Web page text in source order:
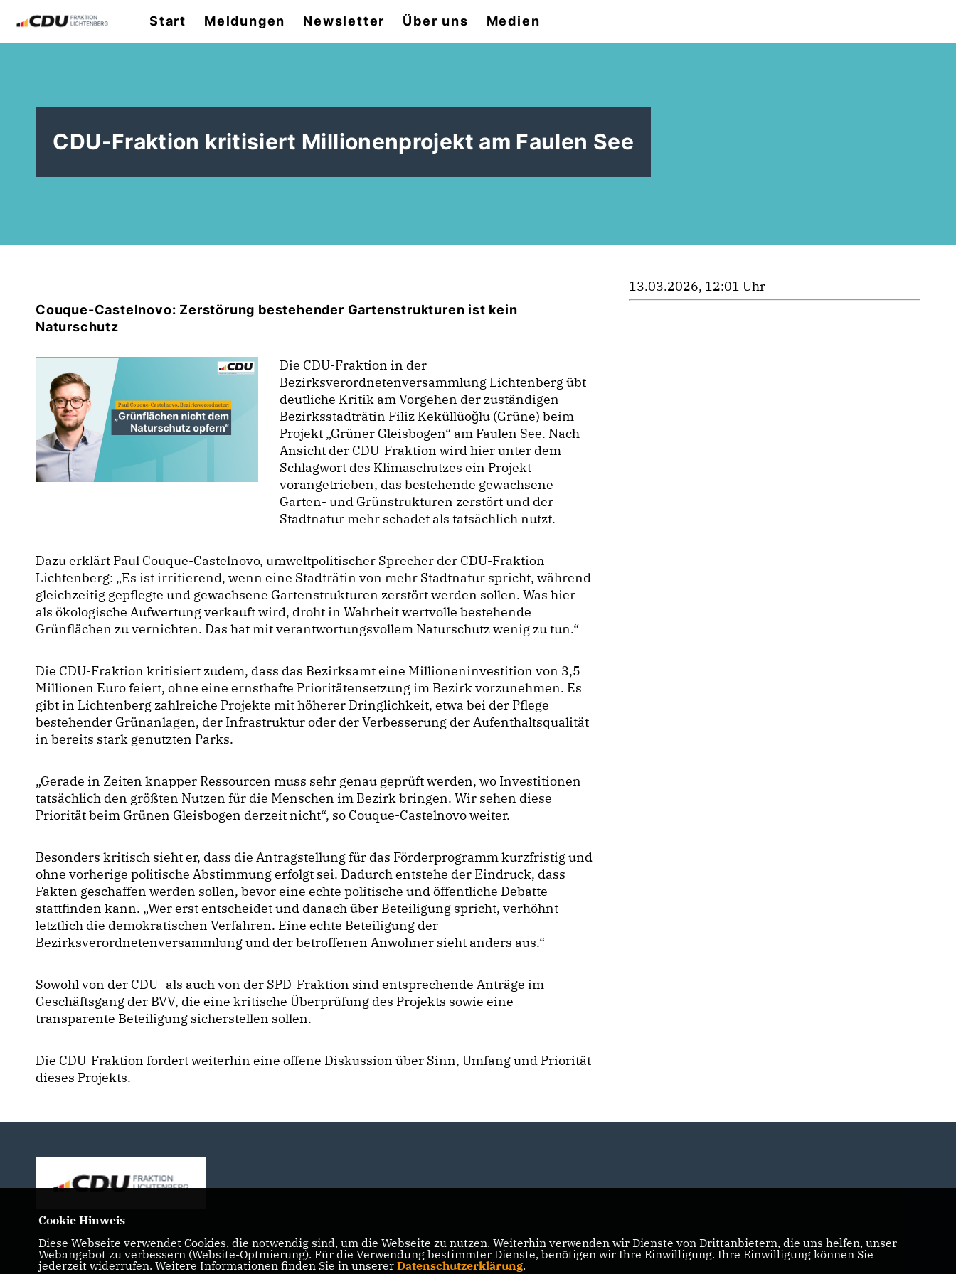
Start Meldungen Newsletter Über uns Medien
CDU-Fraktion kritisiert Millionenprojekt am Faulen See
Couque-Castelnovo: Zerstörung bestehender Gartenstrukturen ist kein
Naturschutz
Die CDU-Fraktion in der
Bezirksverordnetenversammlung Lichtenberg übt
deutliche Kritik am Vorgehen der zuständigen
Bezirksstadträtin Filiz Keküllüoğlu (Grüne) beim
Projekt „Grüner Gleisbogen“ am Faulen See. Nach
Ansicht der CDU-Fraktion wird hier unter dem
Schlagwort des Klimaschutzes ein Projekt
vorangetrieben, das bestehende gewachsene
Garten- und Grünstrukturen zerstört und der
Stadtnatur mehr schadet als tatsächlich nutzt.
Dazu erklärt Paul Couque-Castelnovo, umweltpolitischer Sprecher der CDU-Fraktion
Lichtenberg: „Es ist irritierend, wenn eine Stadträtin von mehr Stadtnatur spricht, während
gleichzeitig gepflegte und gewachsene Gartenstrukturen zerstört werden sollen. Was hier
als ökologische Aufwertung verkauft wird, droht in Wahrheit wertvolle bestehende
Grünflächen zu vernichten. Das hat mit verantwortungsvollem Naturschutz wenig zu tun.“
Die CDU-Fraktion kritisiert zudem, dass das Bezirksamt eine Millioneninvestition von 3,5
Millionen Euro feiert, ohne eine ernsthafte Prioritätensetzung im Bezirk vorzunehmen. Es
gibt in Lichtenberg zahlreiche Projekte mit höherer Dringlichkeit, etwa bei der Pflege
bestehender Grünanlagen, der Infrastruktur oder der Verbesserung der Aufenthaltsqualität
in bereits stark genutzten Parks.
Gerade in Zeiten knapper Ressourcen muss sehr genau geprüft werden, wo Investitionen
tatsächlich den größten Nutzen für die Menschen im Bezirk bringen. Wir sehen diese
Priorität beim Grünen Gleisbogen derzeit nicht“, so Couque-Castelnovo weiter.
Besonders kritisch sieht er, dass die Antragstellung für das Förderprogramm kurzfristig und
ohne vorherige politische Abstimmung erfolgt sei. Dadurch entstehe der Eindruck, dass
Fakten geschaffen werden sollen, bevor eine echte politische und öffentliche Debatte
stattfinden kann. „Wer erst entscheidet und danach über Beteiligung spricht, verhöhnt
letztlich die demokratischen Verfahren. Eine echte Beteiligung der
Bezirksverordnetenversammlung und der betroffenen Anwohner sieht anders aus.“
Sowohl von der CDU- als auch von der SPD-Fraktion sind entsprechende Anträge im
Geschäftsgang der BVV, die eine kritische Überprüfung des Projekts sowie eine
transparente Beteiligung sicherstellen sollen.
Die CDU-Fraktion fordert weiterhin eine offene Diskussion über Sinn, Umfang und Priorität
dieses Projekts.
13.03.2026, 12:01 Uhr
Cookie Hinweis
Diese Webseite verwendet Cookies, die notwendig sind, um die Webseite zu nutzen. Weiterhin verwenden wir Dienste von Drittanbietern, die uns helfen, unser
Webangebot zu verbessern (Website-Optmierung). Für die Verwendung bestimmter Dienste, benötigen wir Ihre Einwilligung. Ihre Einwilligung können Sie
jederzeit widerrufen. Weitere Informationen finden Sie in unserer Datenschutzerklärung.